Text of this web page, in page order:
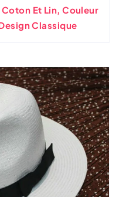
Et Lin, Couleur
Classique